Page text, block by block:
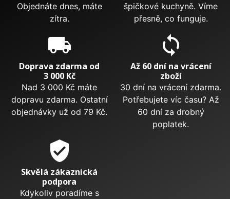
Objednáte dnes, máte
zítra.
špičkové kuchyně. Víme
přesně, co funguje.
local_shipping
Doprava zdarma od
3 000 Kč
Nad 3 000 Kč máte
dopravu zdarma. Ostatní
objednávky už od 79 Kč.
sync
Až 60 dní na vrácení
zboží
30 dní na vrácení zdarma.
Potřebujete víc času? Až
60 dní za drobný
poplatek.
verified_user
Skvělá zákaznická
podpora
Kdykoliv poradíme s